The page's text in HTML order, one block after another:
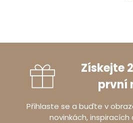
Získejte
první
Přihlaste se a buďte v
novinkách,